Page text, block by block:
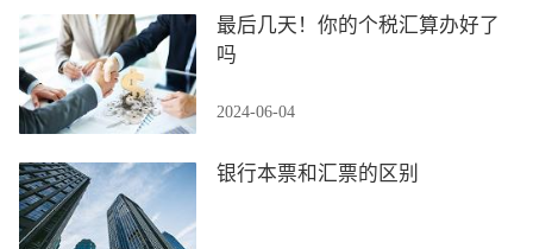
最后几天！你的个税汇算办好了
吗
2024-06-04
银行本票和汇票的区别